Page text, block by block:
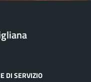
DI SERVIZIO